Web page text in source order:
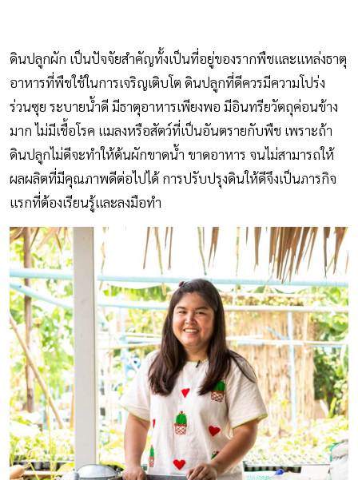
ดินปลูกผัก เป็นปัจจัยสำคัญทั้งเป็นที่อยู่ของรากพืชและแหล่งธาตุ
อาหารที่พืชใช้ในการเจริญเติบโต ดินปลูกที่ดีควรมีความโปร่ง
ร่วนซุย ระบายน้ำดี มีธาตุอาหารเพียงพอ มีอินทรียวัตถุค่อนข้าง
มาก ไม่มีเชื้อโรค แมลงหรือสัตว์ที่เป็นอันตรายกับพืช เพราะถ้า
ดินปลูกไม่ดีจะทำให้ต้นผักขาดน้ำ ขาดอาหาร จนไม่สามารถให้
ผลผลิตที่มีคุณภาพดีต่อไปได้ การปรับปรุงดินให้ดีจึงเป็นภารกิจ
แรกที่ต้องเรียนรู้และลงมือทำ